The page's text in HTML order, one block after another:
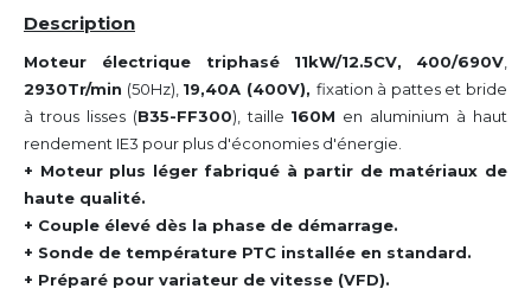
Description
Moteur électrique triphasé 11kW/12.5CV, 400/690V
2930Tr/min (50Hz), 19,40A (400V), fixation à pattes et bride
à trous lisses (B35-FF300), taille 160M en aluminium à haut
rendement IE3 pour plus d'économies d'énergie.
+ Moteur plus léger fabriqué à partir de matériaux de
haute qualité.
+ Couple élevé dès la phase de démarrage.
+ Sonde de température PTC installée en standard.
+ Préparé pour variateur de vitesse (VFD).